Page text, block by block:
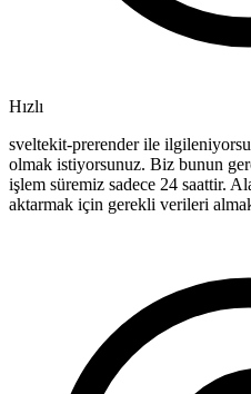
Hızlı
sveltekit-prerender ile
olmak istiyorsunuz. Biz bunun
işlem süremiz sadece 24 saattir.
aktarmak için gerekli verileri almak